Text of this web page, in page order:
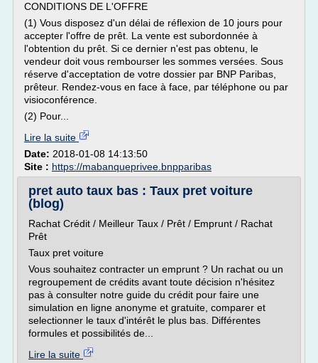
CONDITIONS DE L'OFFRE
(1) Vous disposez d'un délai de réflexion de 10 jours pour
accepter l'offre de prêt. La vente est subordonnée à
l'obtention du prêt. Si ce dernier n'est pas obtenu, le
vendeur doit vous rembourser les sommes versées. Sous
réserve d'acceptation de votre dossier par BNP Paribas,
prêteur. Rendez-vous en face à face, par téléphone ou par
visioconférence.
(2) Pour...
Lire la suite
Date: 2018-01-08 14:13:50
Site : https://mabanqueprivee.bnpparibas
pret auto taux bas : Taux pret voiture
(blog)
Rachat Crédit / Meilleur Taux / Prêt / Emprunt / Rachat
Prêt
Taux pret voiture
Vous souhaitez contracter un emprunt ? Un rachat ou un
regroupement de crédits avant toute décision n'hésitez
pas à consulter notre guide du crédit pour faire une
simulation en ligne anonyme et gratuite, comparer et
selectionner le taux d'intérêt le plus bas. Différentes
formules et possibilités de...
Lire la suite